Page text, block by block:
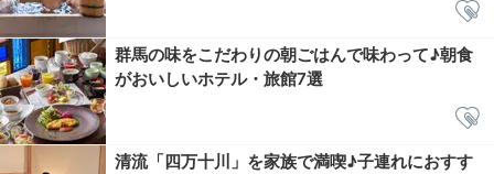
群馬の味をこだわりの朝ごはんで味わって♪朝食
がおいしいホテル・旅館7選
清流「四万十川」を家族で満喫♪子連れにおすす